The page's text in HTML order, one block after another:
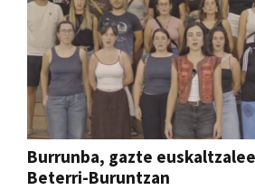
Burrunba, gazte
Beterri-Buruntzan